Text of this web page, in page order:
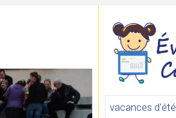
vacances d'été